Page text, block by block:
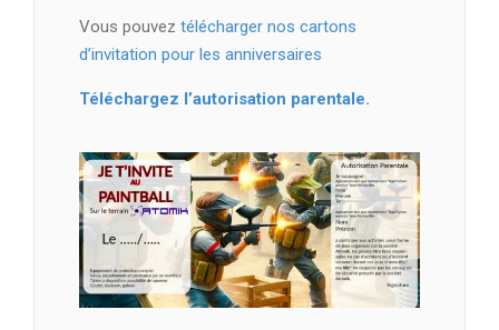
Vous pouvez télécharger nos cartons
d’invitation pour les anniversaires
Téléchargez l’autorisation parentale.